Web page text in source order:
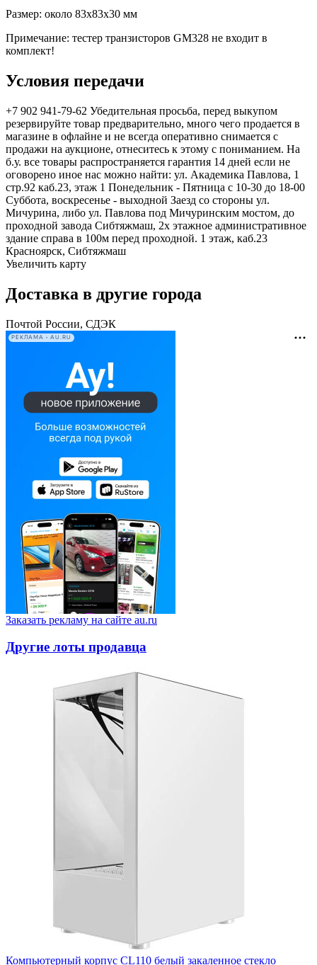
Размер: около 83x83x30 мм
Примечание: тестер транзисторов GM328 не входит в
комплект!
Условия передачи
+7 902 941-79-62 Убедительная просьба, перед выкупом
резервируйте товар предварительно, много чего продается в
магазине в офлайне и не всегда оперативно снимается с
продажи на аукционе, отнеситесь к этому с пониманием. На
б.у. все товары распространяется гарантия 14 дней если не
оговорено иное нас можно найти: ул. Академика Павлова, 1
стр.92 каб.23, этаж 1 Понедельник - Пятница с 10-30 до 18-00
Суббота, воскресенье - выходной Заезд со стороны ул.
Мичурина, либо ул. Павлова под Мичуринским мостом, до
проходной завода Сибтяжмаш, 2х этажное административное
здание справа в 100м перед проходной. 1 этаж, каб.23
Красноярск, Сибтяжмаш
Увеличить карту
Доставка в другие города
Почтой России, СДЭК
РЕКЛАМА • AU.RU
Заказать рекламу на сайте au.ru
Другие лоты продавца
Компьютерный корпус CL110 белый закаленное стекло